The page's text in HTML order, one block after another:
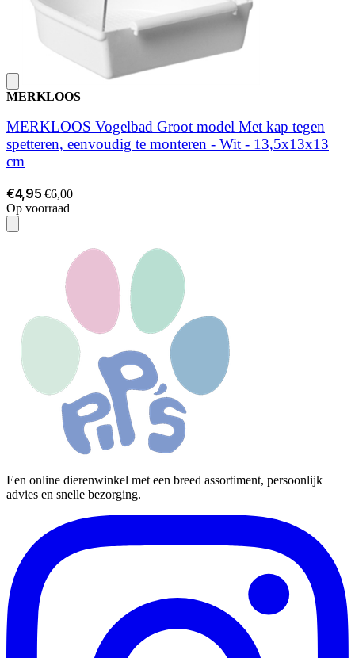
MERKLOOS
MERKLOOS Vogelbad Groot model Met kap tegen
spetteren, eenvoudig te monteren - Wit - 13,5x13x13
cm
€4,95 €6,00
Op voorraad
Een online dierenwinkel met een breed assortiment, persoonlijk
advies en snelle bezorging.